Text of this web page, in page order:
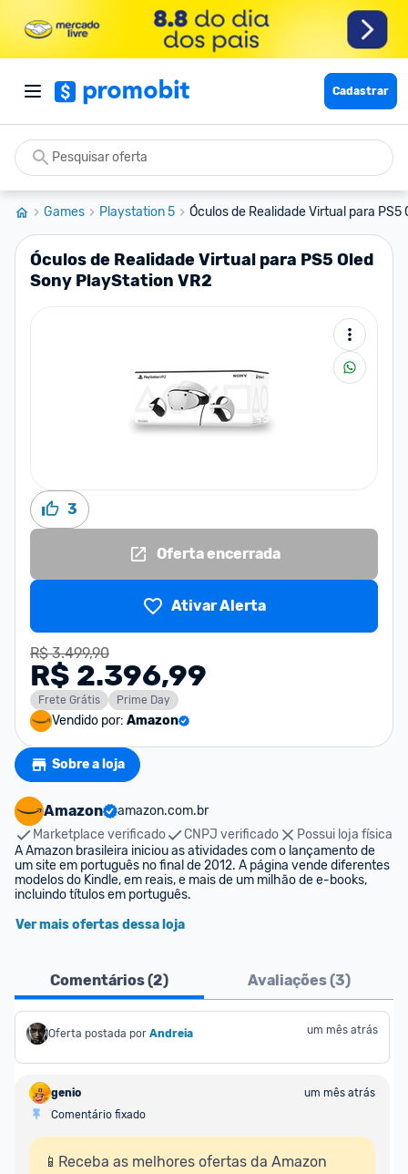
Cadastrar
Games Playstation 5 Óculos de Realidade Virtual para PS5
Óculos de Realidade Virtual para PS5 Oled
Sony PlayStation VR2
3
Oferta encerrada
Ativar Alerta
R$ 3.499,90
R$ 2.396,99
Frete Grátis Prime Day
Vendido por: Amazon
Sobre a loja
Amazon
amazon.com.br
Marketplace verificado
CNPJ verificado
Possui loja física
A Amazon brasileira iniciou as atividades com o lançamento de
um site em português no final de 2012. A página vende diferentes
modelos do Kindle, em reais, e mais de um milhão de e-books,
incluindo títulos em português.
Ver mais ofertas dessa loja
Comentários (2) Avaliações (3)
Oferta postada por Andreia um mês atrás
genio
um mês atrás
Comentário fixado
📱Receba as melhores ofertas da Amazon